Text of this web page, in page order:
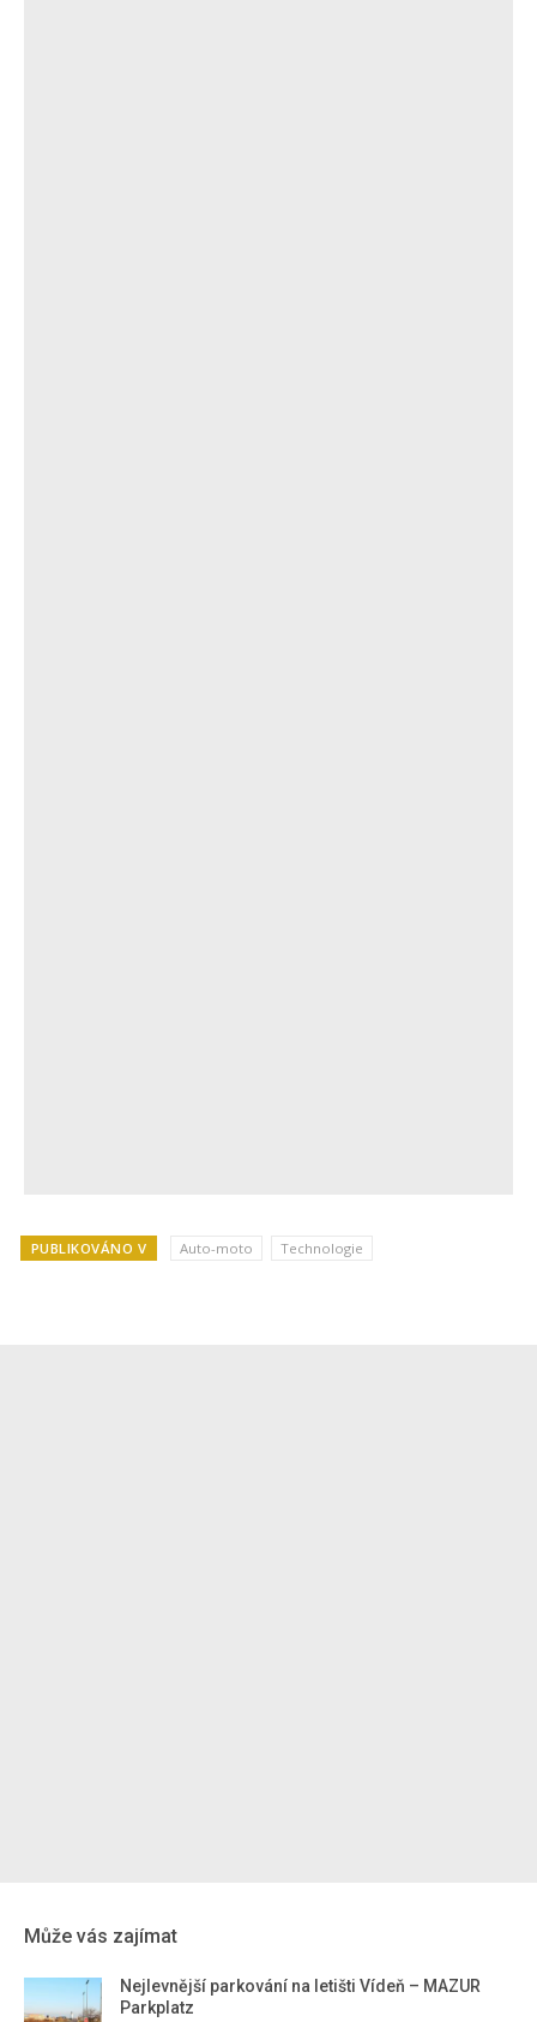
PUBLIKOVÁNO V Auto-moto Technologie
Může vás zajímat
Nejlevnější parkování na letišti Vídeň – MAZUR
Parkplatz